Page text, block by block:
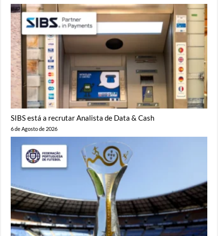
SIBS está a recrutar Analista de Data & Cash
6 de Agosto de 2026